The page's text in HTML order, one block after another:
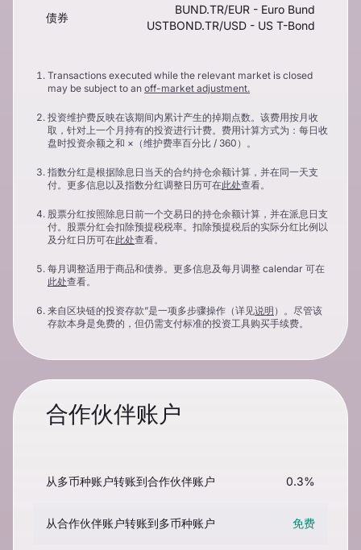
债券
BUND.TR/EUR - Euro Bund
USTBOND.TR/USD - US T-Bond
Transactions executed while the relevant market is closed
may be subject to an off-market adjustment.
投资维护费反映在该期间内累计产生的掉期点数。该费用按月收
取，针对上一个月持有的投资进行计费。费用计算方式为：每日收
盘时投资余额之和 ×（维护费率百分比 / 360）。
指数分红是根据除息日当天的合约持仓余额计算，并在同一天支
付。更多信息以及指数分红调整日历可在此处查看。
股票分红按照除息日前一个交易日的持仓余额计算，并在派息日支
付。股票分红会扣除预提税税率。扣除预提税后的实际分红比例以
及分红日历可在此处查看。
每月调整适用于商品和债券。更多信息及每月调整 calendar 可在
此处查看。
来自区块链的投资存款”是一项多步骤操作（详见说明 ）。尽管该
存款本身是免费的，但仍需支付标准的投资工具购买手续费。
合作伙伴账户
从多币种账户转账到合作伙伴账户 0.3%
从合作伙伴账户转账到多币种账户 免费